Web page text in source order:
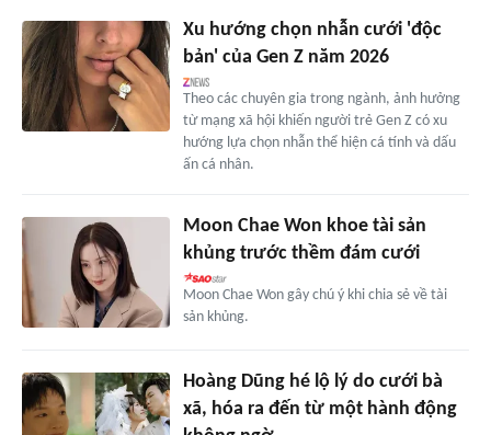
Xu hướng chọn nhẫn cưới 'độc
bản' của Gen Z năm 2026
Theo các chuyên gia trong ngành, ảnh hưởng
từ mạng xã hội khiến người trẻ Gen Z có xu
hướng lựa chọn nhẫn thể hiện cá tính và dấu
ấn cá nhân.
Moon Chae Won khoe tài sản
khủng trước thềm đám cưới
Moon Chae Won gây chú ý khi chia sẻ về tài
sản khủng.
Hoàng Dũng hé lộ lý do cưới bà
xã, hóa ra đến từ một hành động